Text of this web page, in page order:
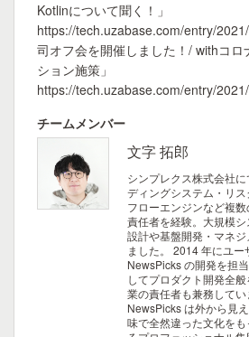
Kotlinについて聞く！」
https://tech.uzabase.com/entry/
司オフ会を開催しました！/ withコロ
ション施策」
https://tech.uzabase.com/entry/
チームメンバー
文字 拓郎
シンプレクス株式会社
ディングシステム・リ
フローエンジンなど複
責任者を経験。大規模
設計や基盤開発・マネ
ました。 2014 年にユー
NewsPicks の開発を担
してプロダクト開発全
業の責任者も兼務してい
NewsPicks は外から見
味で全然違った文化を